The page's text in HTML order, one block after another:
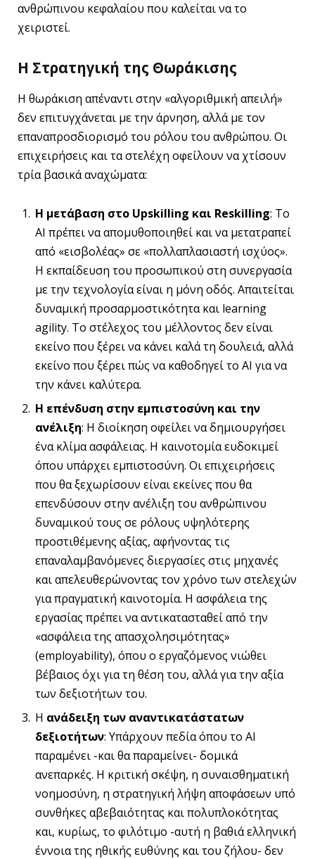
ανθρώπινου κεφαλαίου που καλείται να το
χειριστεί.
Η Στρατηγική της Θωράκισης
Η θωράκιση απέναντι στην «αλγοριθμική απειλή»
δεν επιτυγχάνεται με την άρνηση, αλλά με τον
επαναπροσδιορισμό του ρόλου του ανθρώπου. Οι
επιχειρήσεις και τα στελέχη οφείλουν να χτίσουν
τρία βασικά αναχώματα:
Η μετάβαση στο Upskilling και Reskilling: Το
AI πρέπει να απομυθοποιηθεί και να μετατραπεί
από «εισβολέας» σε «πολλαπλασιαστή ισχύος».
Η εκπαίδευση του προσωπικού στη συνεργασία
με την τεχνολογία είναι η μόνη οδός. Απαιτείται
δυναμική προσαρμοστικότητα και learning
agility. Το στέλεχος του μέλλοντος δεν είναι
εκείνο που ξέρει να κάνει καλά τη δουλειά, αλλά
εκείνο που ξέρει πώς να καθοδηγεί το AI για να
την κάνει καλύτερα.
Η επένδυση στην εμπιστοσύνη και την
ανέλιξη: Η διοίκηση οφείλει να δημιουργήσει
ένα κλίμα ασφάλειας. Η καινοτομία ευδοκιμεί
όπου υπάρχει εμπιστοσύνη. Οι επιχειρήσεις
που θα ξεχωρίσουν είναι εκείνες που θα
επενδύσουν στην ανέλιξη του ανθρώπινου
δυναμικού τους σε ρόλους υψηλότερης
προστιθέμενης αξίας, αφήνοντας τις
επαναλαμβανόμενες διεργασίες στις μηχανές
και απελευθερώνοντας τον χρόνο των στελεχών
για πραγματική καινοτομία. Η ασφάλεια της
εργασίας πρέπει να αντικατασταθεί από την
«ασφάλεια της απασχολησιμότητας»
(employability), όπου ο εργαζόμενος νιώθει
βέβαιος όχι για τη θέση του, αλλά για την αξία
των δεξιοτήτων του.
Η ανάδειξη των αναντικατάστατων
δεξιοτήτων: Υπάρχουν πεδία όπου το AI
παραμένει -και θα παραμείνει- δομικά
ανεπαρκές. Η κριτική σκέψη, η συναισθηματική
νοημοσύνη, η στρατηγική λήψη αποφάσεων υπό
συνθήκες αβεβαιότητας και πολυπλοκότητας
και, κυρίως, το φιλότιμο -αυτή η βαθιά ελληνική
έννοια της ηθικής ευθύνης και του ζήλου- δεν